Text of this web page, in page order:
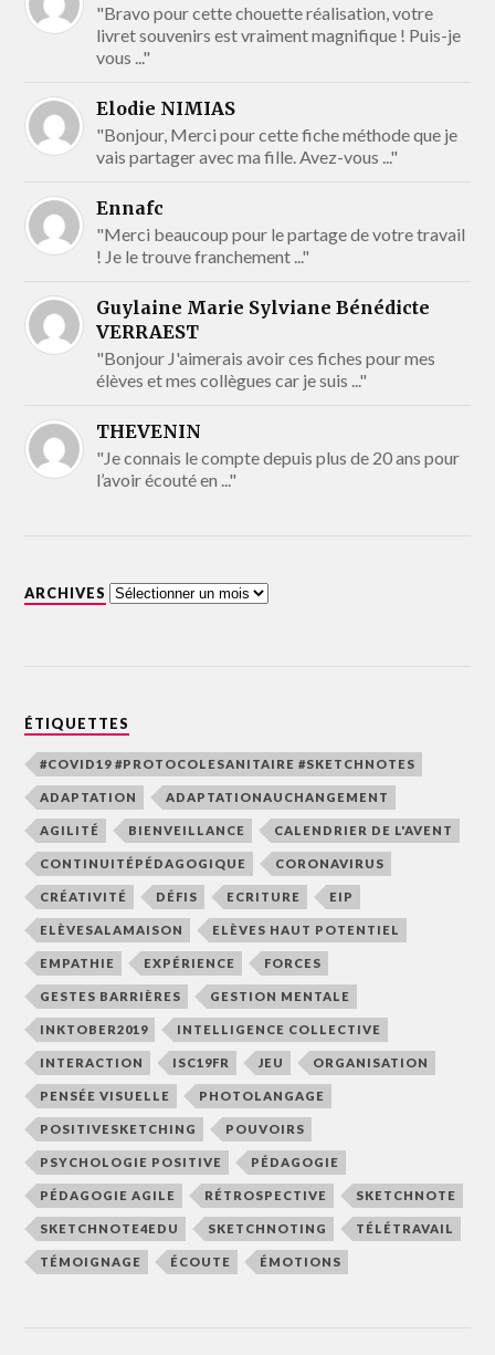
"Bravo pour cette chouette réalisation, votre
livret souvenirs est vraiment magnifique ! Puis-je
vous ..."
Elodie NIMIAS
"Bonjour, Merci pour cette fiche méthode que je
vais partager avec ma fille. Avez-vous ..."
Ennafc
"Merci beaucoup pour le partage de votre travail
! Je le trouve franchement ..."
Guylaine Marie Sylviane Bénédicte
VERRAEST
"Bonjour J'aimerais avoir ces fiches pour mes
élèves et mes collègues car je suis ..."
THEVENIN
"Je connais le compte depuis plus de 20 ans pour
l’avoir écouté en ..."
ARCHIVES
ÉTIQUETTES
#COVID19 #PROTOCOLESANITAIRE #SKETCHNOTES
ADAPTATION ADAPTATIONAUCHANGEMENT
AGILITÉ BIENVEILLANCE CALENDRIER DE L'AVENT
CONTINUITÉPÉDAGOGIQUE CORONAVIRUS
CRÉATIVITÉ DÉFIS ECRITURE EIP
ELÈVESALAMAISON ELÈVES HAUT POTENTIEL
EMPATHIE EXPÉRIENCE FORCES
GESTES BARRIÈRES GESTION MENTALE
INKTOBER2019 INTELLIGENCE COLLECTIVE
INTERACTION ISC19FR JEU ORGANISATION
PENSÉE VISUELLE PHOTOLANGAGE
POSITIVESKETCHING POUVOIRS
PSYCHOLOGIE POSITIVE PÉDAGOGIE
PÉDAGOGIE AGILE RÉTROSPECTIVE SKETCHNOTE
SKETCHNOTE4EDU SKETCHNOTING TÉLÉTRAVAIL
TÉMOIGNAGE ÉCOUTE ÉMOTIONS